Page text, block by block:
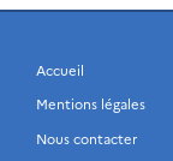
Accueil
Mentions légales
Nous contacter